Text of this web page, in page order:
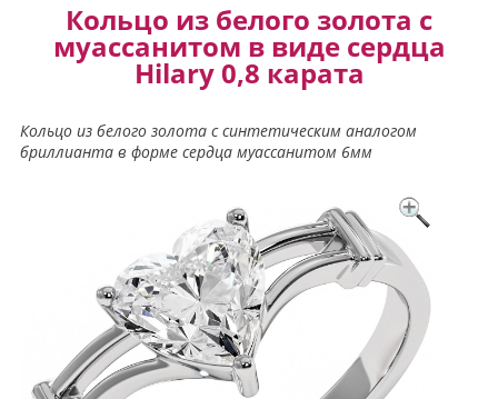
Кольцо из белого золота с
муассанитом в виде сердца
Hilary 0,8 карата
Кольцо из белого золота с синтетическим аналогом
бриллианта в форме сердца муассанитом 6мм